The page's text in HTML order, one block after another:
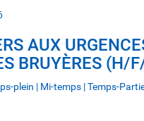
AUX
BRUYÈRES (H/
plein | Mi-temps | Temps-